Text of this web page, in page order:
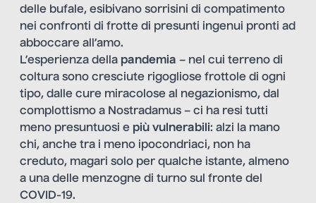
delle bufale, esibivano sorrisini di compatimento
nei confronti di frotte di presunti ingenui pronti ad
abboccare all’amo.
L’esperienza della pandemia – nel cui terreno di
coltura sono cresciute rigogliose frottole di ogni
tipo, dalle cure miracolose al negazionismo, dal
complottismo a Nostradamus – ci ha resi tutti
meno presuntuosi e più vulnerabili: alzi la mano
chi, anche tra i meno ipocondriaci, non ha
creduto, magari solo per qualche istante, almeno
a una delle menzogne di turno sul fronte del
COVID-19.